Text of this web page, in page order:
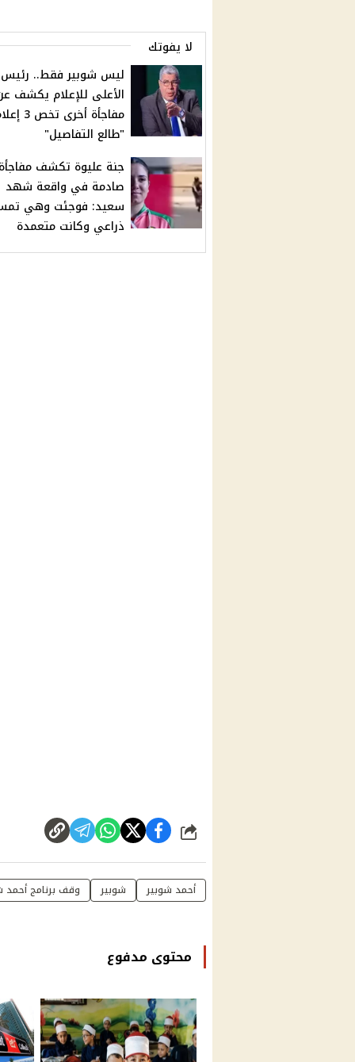
لا يفوتك
ليس شوبير فقط.. رئيس
الأعلى للإعلام يكشف
مفاجأة
"طالع التفاصيل"
جنة عليوة تكشف
صادمة في واقعة شهد
سعيد: فوجئت وهي
ذراعي وكانت متعمدة
شارك
أحمد شوبير شوبير وقف برنامج أحمد
محتوى مدفوع